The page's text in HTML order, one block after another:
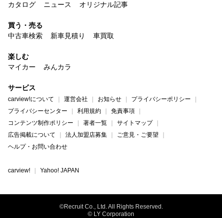
カタログ
ニュース オリジナル記事
買う・売る
中古車検索
新車見積り 車買取
楽しむ
マイカー
みんカラ
サービス
carview!について 運営会社 お知らせ
プライバシーポリシー
プライバシーセンター
利用規約
免責事項
コンテンツ制作ポリシー
著者一覧
サイトマップ
広告掲載について
法人加盟店募集
ご意見・ご要望
ヘルプ・お問い合わせ
carview! Yahoo! JAPAN
©Recruit Co., Ltd. All Rights Reserved.
© LY Corporation